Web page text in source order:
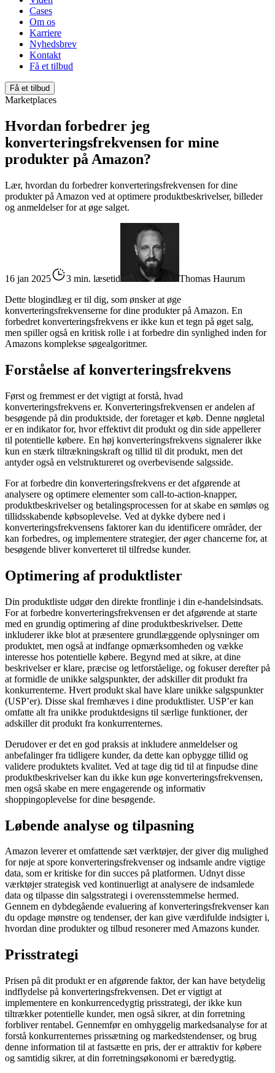
Cases
Om os
Karriere
Nyhedsbrev
Kontakt
Få et tilbud
Få et tilbud
Marketplaces
Hvordan forbedrer jeg
konverteringsfrekvensen for mine
produkter på Amazon?
Lær, hvordan du forbedrer konverteringsfrekvensen for dine
produkter på Amazon ved at optimere produktbeskrivelser, billeder
og anmeldelser for at øge salget.
16 jan 2025 3 min. læsetid
Thomas Haurum
Dette blogindlæg er til dig, som ønsker at øge
konverteringsfrekvenserne for dine produkter på Amazon. En
forbedret konverteringsfrekvens er ikke kun et tegn på øget salg,
men spiller også en kritisk rolle i at forbedre din synlighed inden for
Amazons komplekse søgealgoritmer.
Forståelse af konverteringsfrekvens
Først og fremmest er det vigtigt at forstå, hvad
konverteringsfrekvens er. Konverteringsfrekvensen er andelen af
besøgende på din produktside, der foretager et køb. Denne nøgletal
er en indikator for, hvor effektivt dit produkt og din side appellerer
til potentielle købere. En høj konverteringsfrekvens signalerer ikke
kun en stærk tiltrækningskraft og tillid til dit produkt, men det
antyder også en velstruktureret og overbevisende salgsside.
For at forbedre din konverteringsfrekvens er det afgørende at
analysere og optimere elementer som call-to-action-knapper,
produktbeskrivelser og betalingsprocessen for at skabe en sømløs og
tillidsskabende købsoplevelse. Ved at dykke dybere ned i
konverteringsfrekvensens faktorer kan du identificere områder, der
kan forbedres, og implementere strategier, der øger chancerne for, at
besøgende bliver konverteret til tilfredse kunder.
Optimering af produktlister
Din produktliste udgør den direkte frontlinje i din e-handelsindsats.
For at forbedre konverteringsfrekvensen er det afgørende at starte
med en grundig optimering af dine produktbeskrivelser. Dette
inkluderer ikke blot at præsentere grundlæggende oplysninger om
produktet, men også at indfange opmærksomheden og vække
interesse hos potentielle købere. Begynd med at sikre, at dine
beskrivelser er klare, præcise og letforståelige, og fokuser derefter på
at formidle de unikke salgspunkter, der adskiller dit produkt fra
konkurrenterne. Hvert produkt skal have klare unikke salgspunkter
(USP’er). Disse skal fremhæves i dine produktlister. USP’er kan
omfatte alt fra unikke produktdesigns til særlige funktioner, der
adskiller dit produkt fra konkurrenternes.
Derudover er det en god praksis at inkludere anmeldelser og
anbefalinger fra tidligere kunder, da dette kan opbygge tillid og
validere produktets kvalitet. Ved at tage dig tid til at finpudse dine
produktbeskrivelser kan du ikke kun øge konverteringsfrekvensen,
men også skabe en mere engagerende og informativ
shoppingoplevelse for dine besøgende.
Løbende analyse og tilpasning
Amazon leverer et omfattende sæt værktøjer, der giver dig mulighed
for nøje at spore konverteringsfrekvenser og indsamle andre vigtige
data, som er kritiske for din succes på platformen. Udnyt disse
værktøjer strategisk ved kontinuerligt at analysere de indsamlede
data og tilpasse din salgsstrategi i overensstemmelse hermed.
Gennem en dybdegående evaluering af konverteringsfrekvenser kan
du opdage mønstre og tendenser, der kan give værdifulde indsigter i,
hvordan dine produkter og tilbud resonerer med Amazons kunder.
Prisstrategi
Prisen på dit produkt er en afgørende faktor, der kan have betydelig
indflydelse på konverteringsfrekvensen. Det er vigtigt at
implementere en konkurrencedygtig prisstrategi, der ikke kun
tiltrækker potentielle kunder, men også sikrer, at din forretning
forbliver rentabel. Gennemfør en omhyggelig markedsanalyse for at
forstå konkurrenternes prissætning og markedstendenser, og brug
denne information til at fastsætte en pris, der er attraktiv for købere
og samtidig sikrer, at din forretningsøkonomi er bæredygtig.